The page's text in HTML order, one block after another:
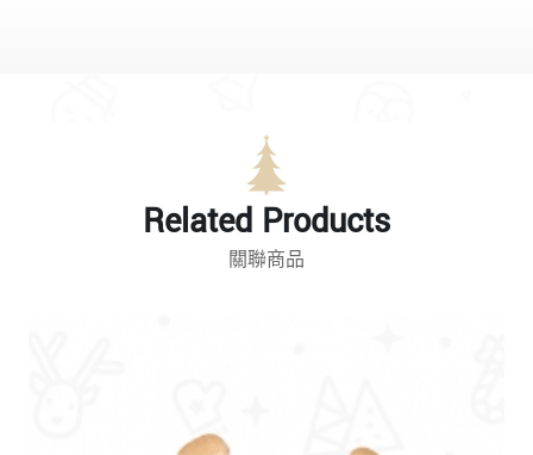
關聯商品
Related Products